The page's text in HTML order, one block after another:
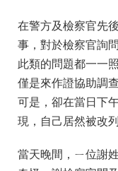
在警方及檢察官先
事，對於檢察官詢
此類的問題都一一
僅是來作證協助調
可是，卻在當日下
現，自己居然被改
當天晚間，ㄧ位謝